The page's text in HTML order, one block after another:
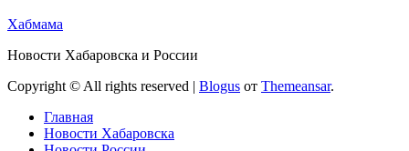
Хабмама
Новости Хабаровска и России
Copyright © All rights reserved | Blogus от Themeansar.
Главная
Новости Хабаровска